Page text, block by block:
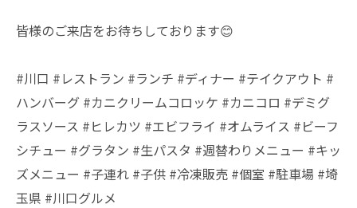
皆様のご来店をお待ちしております😊
#川口 #レストラン #ランチ #ディナー #テイクアウト #
ハンバーグ #カニクリームコロッケ #カニコロ #デミグ
ラスソース #ヒレカツ #エビフライ #オムライス #ビーフ
シチュー #グラタン #生パスタ #週替わりメニュー #キッ
ズメニュー #子連れ #子供 #冷凍販売 #個室 #駐車場 #埼
玉県 #川口グルメ